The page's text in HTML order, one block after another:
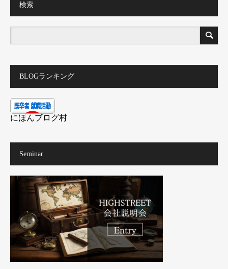
検索
BLOGランキング
にほんブログ村
Seminar